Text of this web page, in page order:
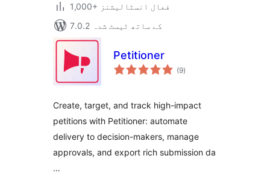
1,000+ فعال انسٹالیشنز
7.0.2 کے ساتھ ٹیسٹ شدہ
Petitioner
(9مجموعی
درجہ
)
Create, target, and track high-impact
petitions with Petitioner: automate
delivery to decision-makers, manage
approvals, and export rich submission da
…